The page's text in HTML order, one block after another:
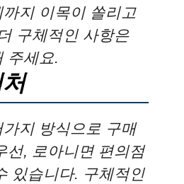
지 이목이 쏠리고
구체적인 사항은
주세요.
지 방식으로 구매
선, 로아니면 편의점
있습니다. 구체적인